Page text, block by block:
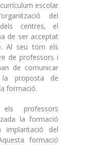
escolar
del
centres, el
de ser acceptat
Al seu torn els
de professors i
de comunicar
la proposta de
formació.
professors
la formació
implantació del
formació